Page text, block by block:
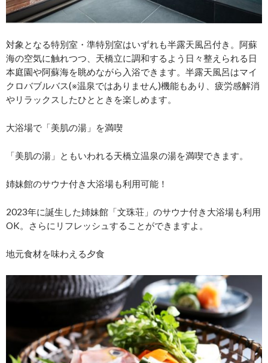
対象となる特別室・準特別室はいずれも半露天風呂付き。阿蘇
海の空気に触れつつ、天橋立に調和するよう日々整えられる日
本庭園や阿蘇海を眺めながら入浴できます。半露天風呂はマイ
クロバブルバス(※温泉ではありません)機能もあり、疲労感解消
やリラックスしたひとときを楽しめます。
大浴場で「美肌の湯」を満喫
「美肌の湯」ともいわれる天橋立温泉の湯を満喫できます。
姉妹館のサウナ付き大浴場も利用可能！
2023年に誕生した姉妹館「文珠荘」のサウナ付き大浴場も利用
OK。さらにリフレッシュすることができますよ。
地元食材を味わえる夕食